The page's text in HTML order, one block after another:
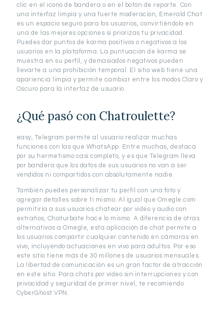
clic en el icono de bandera o en el botón de reporte. Con
una interfaz limpia y una fuerte moderación, Emerald Chat
es un espacio seguro para los usuarios, convirtiéndolo en
una de las mejores opciones si priorizas tu privacidad.
Puedes dar puntos de karma positivos o negativos a los
usuarios en la plataforma. La puntuación de karma se
muestra en su perfil, y demasiados negativos pueden
llevarte a una prohibición temporal. El sitio web tiene una
apariencia limpia y permite cambiar entre los modos Claro y
Oscuro para la interfaz de usuario.
¿Qué pasó con Chatroulette?
easy, Telegram permite al usuario realizar muchas
funciones con las que WhatsApp. Entre muchas, destaca
por su hermetismo casi completo, y es que Telegram lleva
por bandera que los datos de sus usuarios no van a ser
vendidos ni compartidos con absolutamente nadie.
También puedes personalizar tu perfil con una foto y
agregar detalles sobre ti mismo. Al igual que Omegle.com
permitiría a sus usuarios chatear por video y audio con
extraños, Chaturbate hace lo mismo. A diferencia de otras
alternativas a Omegle, esta aplicación de chat permite a
los usuarios compartir cualquier contenido en cámaras en
vivo, incluyendo actuaciones en vivo para adultos. Por eso
este sitio tiene más de 30 millones de usuarios mensuales.
La libertad de comunicación es un gran factor de atracción
en este sitio. Para chats por vídeo sin interrupciones y con
privacidad y seguridad de primer nivel, te recomiendo
CyberGhost VPN.